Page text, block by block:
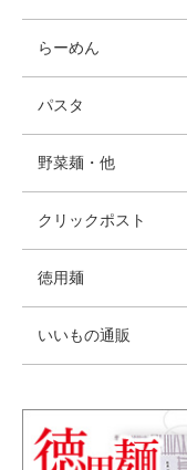
らーめん
パスタ
野菜麺・他
クリックポスト
徳用麺
いいもの通販